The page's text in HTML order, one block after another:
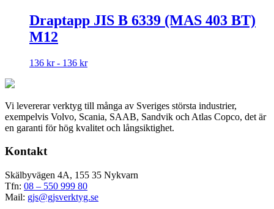
Draptapp JIS B 6339 (MAS 403 BT)
M12
136 kr - 136 krDen
flera
varianter.
De
väljas
på
produktsidan
Vi levererar verktyg till många av Sveriges största industrier,
exempelvis Volvo, Scania, SAAB, Sandvik och Atlas Copco, det är
en garanti för hög kvalitet och långsiktighet.
Kontakt
Skälbyvägen 4A, 155 35 Nykvarn
Tfn: 08 – 550 999 80
Mail: gjs@gjsverktyg.se